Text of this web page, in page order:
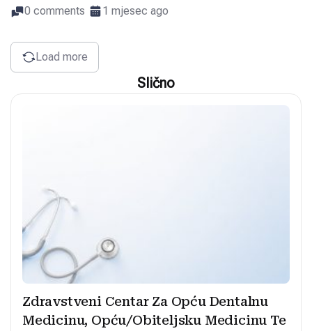
0 comments 1 mjesec ago
Load more
Slično
Zdravstveni Centar Za Opću Dentalnu
Medicinu, Opću/Obiteljsku Medicinu Te